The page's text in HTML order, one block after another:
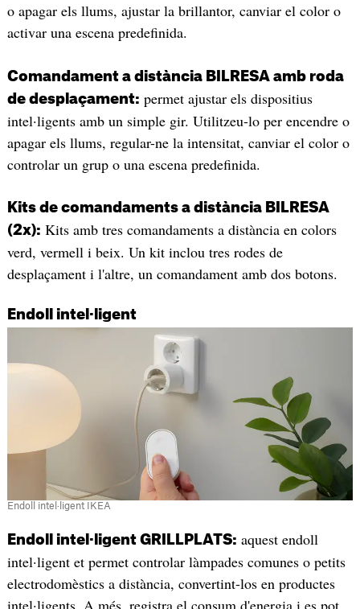
o apagar els llums, ajustar la brillantor, canviar el color o
activar una escena predefinida.
Comandament a distància BILRESA amb roda
de desplaçament: permet ajustar els dispositius
intel·ligents amb un simple gir. Utilitzeu-lo per encendre o
apagar els llums, regular-ne la intensitat, canviar el color o
controlar un grup o una escena predefinida.
Kits de comandaments a distància BILRESA
(2x): Kits amb tres comandaments a distància en colors
verd, vermell i beix. Un kit inclou tres rodes de
desplaçament i l'altre, un comandament amb dos botons.
Endoll intel·ligent
Endoll intel·ligent IKEA
Endoll intel·ligent GRILLPLATS: aquest endoll
intel·ligent et permet controlar làmpades comunes o petits
electrodomèstics a distància, convertint-los en productes